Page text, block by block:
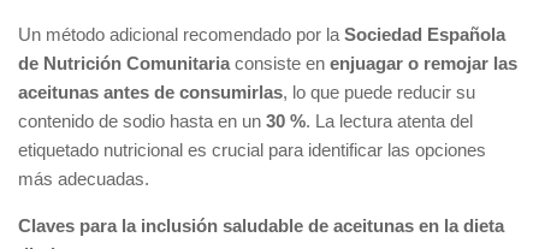
Un método adicional recomendado por la Sociedad Española
de Nutrición Comunitaria consiste en enjuagar o remojar las
aceitunas antes de consumirlas, lo que puede reducir su
contenido de sodio hasta en un 30 %. La lectura atenta del
etiquetado nutricional es crucial para identificar las opciones
más adecuadas.
Claves para la inclusión saludable de aceitunas en la dieta